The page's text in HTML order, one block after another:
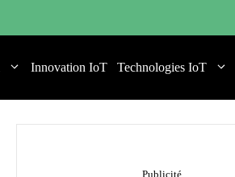
Innovation IoT Technologies IoT